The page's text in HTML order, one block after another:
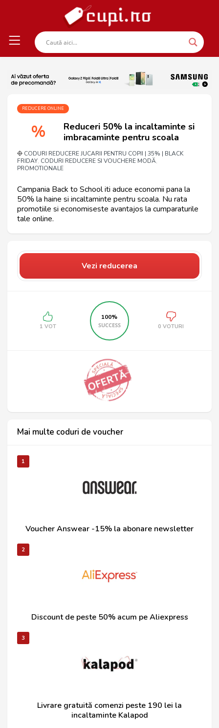
REDUCERE ONLINE
%
Reduceri 50% la incaltaminte si
imbracaminte pentru scoala
CODURI REDUCERE JUCARII PENTRU COPII | 35% | BLACK
FRIDAY, CODURI REDUCERE SI VOUCHERE MODĂ,
PROMOTIONALE
Campania Back to School iti aduce economii pana la
50% la haine si incaltaminte pentru scoala. Nu rata
promotiile si economiseste avantajos la cumparaturile
tale online.
Vezi reducerea
1 VOT
100%
SUCCESS 0 VOTURI
Mai multe coduri de voucher
1
Voucher Answear -15% la abonare newsletter
2
Discount de peste 50% acum pe Aliexpress
3
Livrare gratuită comenzi peste 190 lei la
incaltaminte Kalapod